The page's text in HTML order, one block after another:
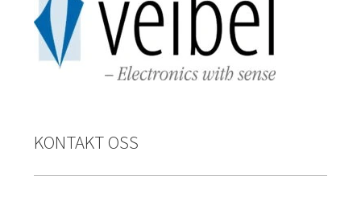
KONTAKT OSS